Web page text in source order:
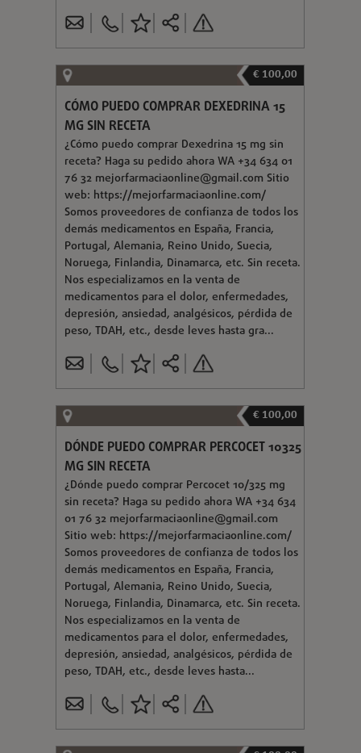
€ 100,00
CÓMO PUEDO COMPRAR DEXEDRINA 15
MG SIN RECETA
¿Cómo puedo comprar Dexedrina 15 mg sin
receta? Haga su pedido ahora WA +34 634 01
76 32 mejorfarmaciaonline@gmail.com Sitio
web: https://mejorfarmaciaonline.com/
Somos proveedores de confianza de todos los
demás medicamentos en España, Francia,
Portugal, Alemania, Reino Unido, Suecia,
Noruega, Finlandia, Dinamarca, etc. Sin receta.
Nos especializamos en la venta de
medicamentos para el dolor, enfermedades,
depresión, ansiedad, analgésicos, pérdida de
peso, TDAH, etc., desde leves hasta gra...
€ 100,00
DÓNDE PUEDO COMPRAR PERCOCET 10325
MG SIN RECETA
¿Dónde puedo comprar Percocet 10/325 mg
sin receta? Haga su pedido ahora WA +34 634
01 76 32 mejorfarmaciaonline@gmail.com
Sitio web: https://mejorfarmaciaonline.com/
Somos proveedores de confianza de todos los
demás medicamentos en España, Francia,
Portugal, Alemania, Reino Unido, Suecia,
Noruega, Finlandia, Dinamarca, etc. Sin receta.
Nos especializamos en la venta de
medicamentos para el dolor, enfermedades,
depresión, ansiedad, analgésicos, pérdida de
peso, TDAH, etc., desde leves hasta...